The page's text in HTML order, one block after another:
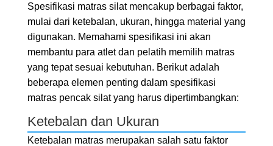
Spesifikasi matras silat mencakup berbagai faktor,
mulai dari ketebalan, ukuran, hingga material yang
digunakan. Memahami spesifikasi ini akan
membantu para atlet dan pelatih memilih matras
yang tepat sesuai kebutuhan. Berikut adalah
beberapa elemen penting dalam spesifikasi
matras pencak silat yang harus dipertimbangkan:
Ketebalan dan Ukuran
Ketebalan matras merupakan salah satu faktor